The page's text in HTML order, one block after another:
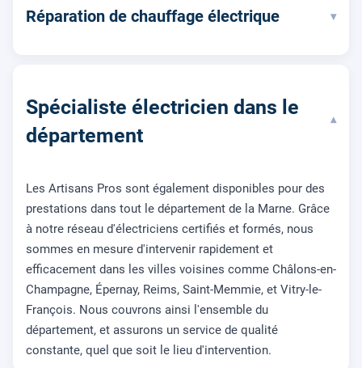
Réparation de chauffage électrique ▾
Spécialiste électricien dans le
département
▾
Les Artisans Pros sont également disponibles pour des
prestations dans tout le département de la Marne. Grâce
à notre réseau d'électriciens certifiés et formés, nous
sommes en mesure d'intervenir rapidement et
efficacement dans les villes voisines comme Châlons-en-
Champagne, Épernay, Reims, Saint-Memmie, et Vitry-le-
François. Nous couvrons ainsi l'ensemble du
département, et assurons un service de qualité
constante, quel que soit le lieu d'intervention.